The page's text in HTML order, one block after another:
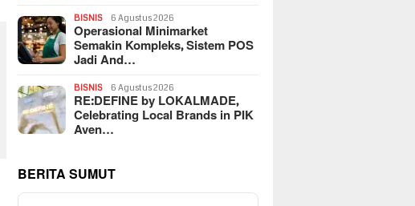
BISNIS 6 Agustus 2026
Operasional Minimarket
Semakin Kompleks, Sistem POS
Jadi And…
BISNIS 6 Agustus 2026
RE:DEFINE by LOKALMADE,
Celebrating Local Brands in PIK
Aven…
BERITA SUMUT